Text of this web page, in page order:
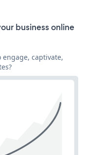
business online
captivate,